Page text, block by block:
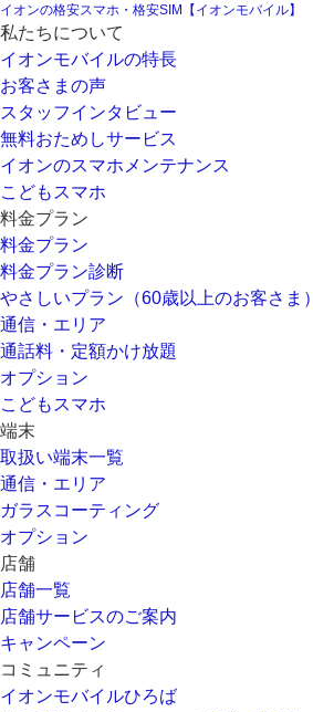
イオンの格安スマホ・格安SIM【イオンモバイル】
私たちについて
イオンモバイルの特長
お客さまの声
スタッフインタビュー
無料おためしサービス
イオンのスマホメンテナンス
こどもスマホ
料金プラン
料金プラン
料金プラン診断
やさしいプラン（60歳以上のお客さま）
通信・エリア
通話料・定額かけ放題
オプション
こどもスマホ
端末
取扱い端末一覧
通信・エリア
ガラスコーティング
オプション
店舗
店舗一覧
店舗サービスのご案内
キャンペーン
コミュニティ
イオンモバイルひろば